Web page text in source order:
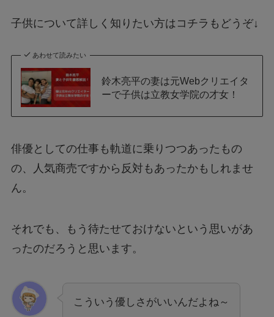
子供について詳しく知りたい方はコチラもどうぞ↓
あわせて読みたい
鈴木亮平の妻は元Webクリエイタ
ーで子供は立教女学院の才女！
俳優としての仕事も軌道に乗りつつあったもの
の、人気商売ですから反対もあったかもしれませ
ん。
それでも、もう待たせておけないという思いがあ
ったのだろうと思います。
こういう優しさがいいんだよね～